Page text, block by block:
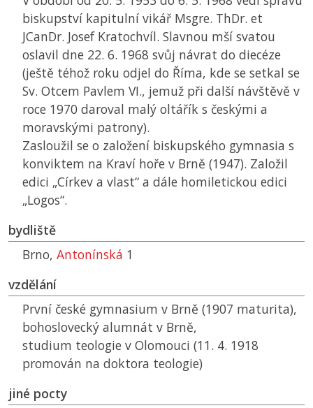
biskupství kapitulní vikář Msgre. ThDr. et
JCanDr. Josef Kratochvíl. Slavnou mší svatou
oslavil dne 22. 6. 1968 svůj návrat do diecéze
(ještě téhož roku odjel do Říma, kde se setkal se
Sv. Otcem Pavlem VI., jemuž při další návštěvě v
roce 1970 daroval malý oltářík s českými a
moravskými patrony).
Zasloužil se o založení biskupského gymnasia s
konviktem na Kraví hoře v Brně (1947). Založil
edici „Církev a vlast“ a dále homiletickou edici
„Logos“.
bydliště
Brno, Antonínská 1
vzdělání
První české gymnasium v Brně (1907 maturita),
bohoslovecký alumnát v Brně,
studium teologie v Olomouci (11. 4. 1918
promován na doktora teologie)
jiné pocty